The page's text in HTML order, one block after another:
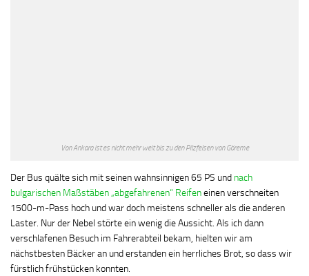
Von Ankara ist es nicht mehr weit bis zu den Pilzfelsen von Göreme
Der Bus quälte sich mit seinen wahnsinnigen 65 PS und nach
bulgarischen Maßstäben „abgefahrenen“ Reifeneinen verschneiten
1500-m-Pass hoch und war doch meistens schneller als die anderen
Laster. Nur der Nebel störte ein wenig die Aussicht. Als ich dann
verschlafenen Besuch im Fahrerabteil bekam, hielten wir am
nächstbesten Bäcker an und erstanden ein herrliches Brot, so dass wir
fürstlich frühstücken konnten.